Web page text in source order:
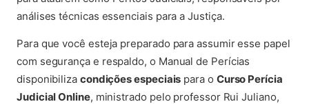
análises técnicas essenciais para a Justiça.
Para que você esteja preparado para assumir esse papel
com segurança e respaldo, o Manual de Perícias
disponibiliza condições especiais para o Curso Perícia
Judicial Online, ministrado pelo professor Rui Juliano,